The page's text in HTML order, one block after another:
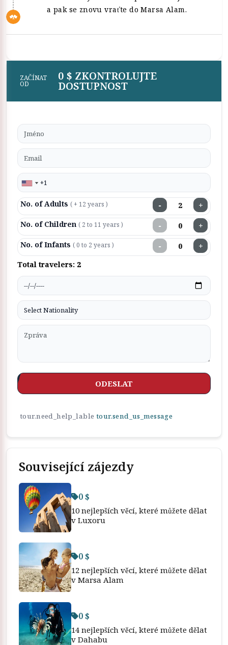
a pak se znovu vraťte do Marsa Alam.
ZAČÍNAT
OD
0 $ ZKONTROLUJTE
DOSTUPNOST
No. of Adults ( + 12 years ) − +
No. of Children ( 2 to 11 years ) − +
No. of Infants ( 0 to 2 years ) − +
Total travelers: 2
ODESLAT
tour.need_help_lable tour.send_us_message
Související zájezdy
0 $
10 nejlepších věcí, které můžete dělat
v Luxoru
0 $
12 nejlepších věcí, které můžete dělat
v Marsa Alam
0 $
14 nejlepších věcí, které můžete dělat
v Dahabu